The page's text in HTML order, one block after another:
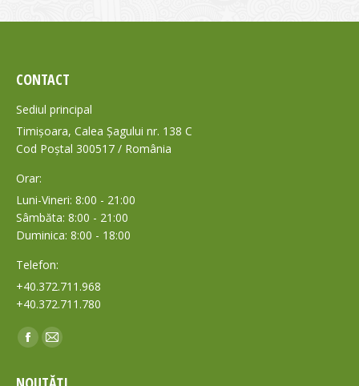
CONTACT
Sediul principal
Timișoara, Calea Șagului nr. 138 C
Cod Poștal 300517 / România
Orar:
Luni-Vineri: 8:00 - 21:00
Sâmbăta: 8:00 - 21:00
Duminica: 8:00 - 18:00
Telefon:
+40.372.711.968
+40.372.711.780
Find us on:
Facebook
Mail